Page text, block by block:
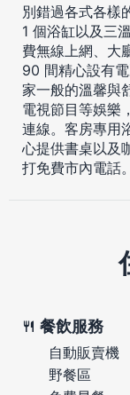
別錯過各式各樣
1 個浴缸以及三
費無線上網、大
90 間精心設有
家一般的溫馨與
電視節目等娛樂
連線。客房專用
心提供書桌以及
打免費市內電話。
餐飲服務
自動販賣機
野餐區